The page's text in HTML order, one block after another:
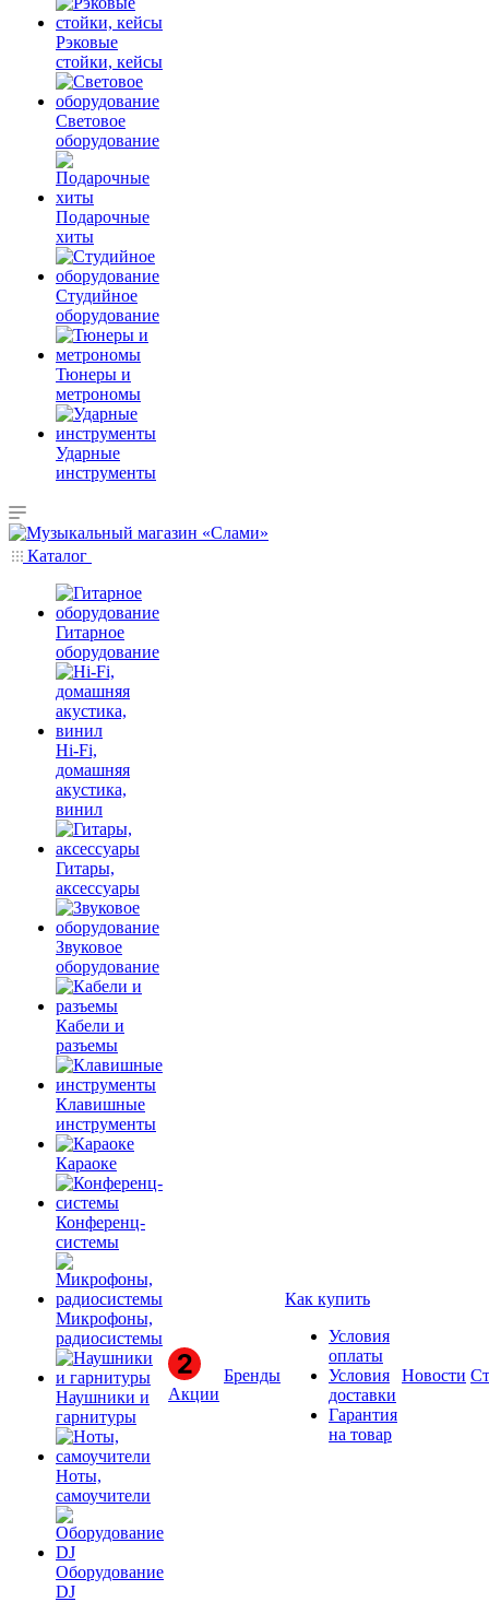
Рэковые
стойки, кейсы
Световое
оборудование
Подарочные
хиты
Студийное
оборудование
Тюнеры и
метрономы
Ударные
инструменты
Каталог
Гитарное
оборудование
Hi-Fi,
домашняя
акустика,
винил
Гитары,
аксессуары
Звуковое
оборудование
Кабели и
разъемы
Клавишные
инструменты
Караоке
Конференц-
системы
Микрофоны,
радиосистемы
Наушники и
гарнитуры
Ноты,
самоучители
Оборудование
DJ
Акции
Бренды
Как купить
Условия
оплаты
Условия
доставки
Гарантия
на товар
Новости